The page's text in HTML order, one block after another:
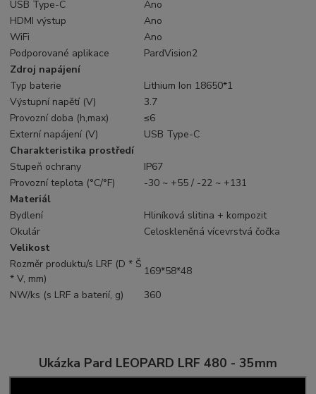
USB Type-C
Ano
HDMI výstup
Ano
WiFi
Ano
Podporované aplikace
PardVision2
Zdroj napájení
Typ baterie
Lithium Ion 18650*1
Výstupní napětí (V)
3.7
Provozní doba (h,max)
≤6
Externí napájení (V)
USB Type-C
Charakteristika prostředí
Stupeň ochrany
IP67
Provozní teplota (°C/°F)
-30 ~ +55 / -22 ~ +131
Materiál
Bydlení
Hliníková slitina + kompozit
Okulár
Celoskleněná vícevrstvá čočka
Velikost
Rozměr produktu/s LRF (D * Š
* V, mm)
169*58*48
NW/ks (s LRF a baterií, g)
360
Ukázka Pard LEOPARD LRF 480 - 35mm